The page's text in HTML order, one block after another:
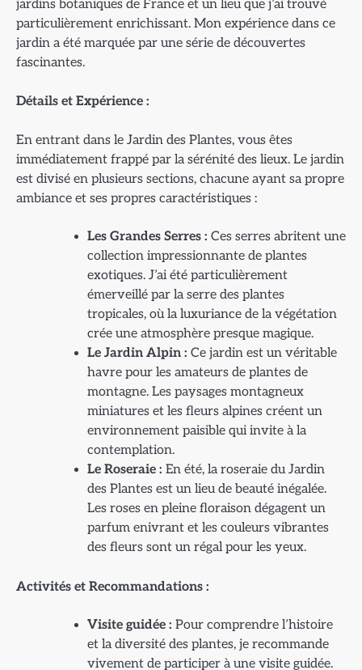
jardins botaniques de France et un lieu que j’ai trouvé
particulièrement enrichissant. Mon expérience dans ce
jardin a été marquée par une série de découvertes
fascinantes.
Détails et Expérience :
En entrant dans le Jardin des Plantes, vous êtes
immédiatement frappé par la sérénité des lieux. Le jardin
est divisé en plusieurs sections, chacune ayant sa propre
ambiance et ses propres caractéristiques :
Les Grandes Serres : Ces serres abritent une
collection impressionnante de plantes
exotiques. J’ai été particulièrement
émerveillé par la serre des plantes
tropicales, où la luxuriance de la végétation
crée une atmosphère presque magique.
Le Jardin Alpin : Ce jardin est un véritable
havre pour les amateurs de plantes de
montagne. Les paysages montagneux
miniatures et les fleurs alpines créent un
environnement paisible qui invite à la
contemplation.
Le Roseraie : En été, la roseraie du Jardin
des Plantes est un lieu de beauté inégalée.
Les roses en pleine floraison dégagent un
parfum enivrant et les couleurs vibrantes
des fleurs sont un régal pour les yeux.
Activités et Recommandations :
Visite guidée : Pour comprendre l’histoire
et la diversité des plantes, je recommande
vivement de participer à une visite guidée.